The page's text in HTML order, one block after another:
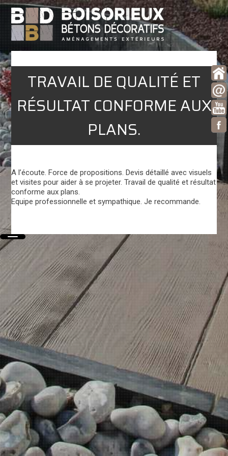
TRAVAIL DE QUALITÉ ET
RÉSULTAT CONFORME AUX
PLANS.
A l’écoute. Force de propositions. Devis détaillé avec visuels
et visites pour aider à se projeter. Travail de qualité et résultat
conforme aux plans.
Equipe professionnelle et sympathique. Je recommande.